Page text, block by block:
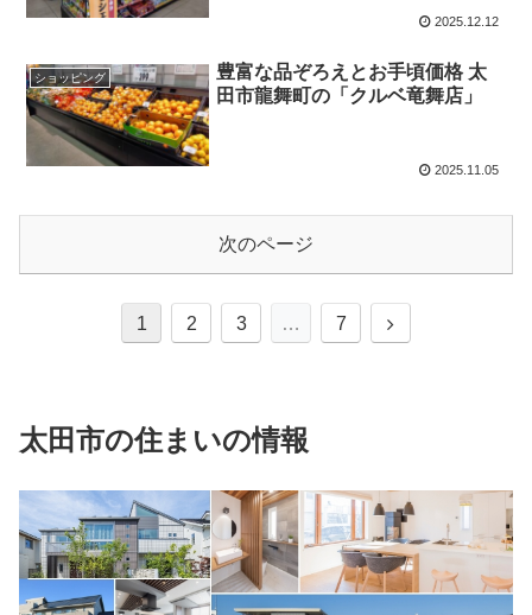
2025.12.12
ショッピング
豊富な品ぞろえとお手頃価格 太
田市龍舞町の「クルベ竜舞店」
2025.11.05
次のページ
1 2 3 … 7
太田市の住まいの情報